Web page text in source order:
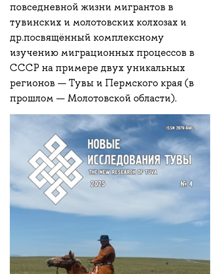
повседневной жизни мигрантов в
тувинских и молотовских колхозах и
др.посвящённый комплексному
изучению миграционных процессов в
СССР на примере двух уникальных
регионов — Тувы и Пермского края (в
прошлом — Молотовской области).